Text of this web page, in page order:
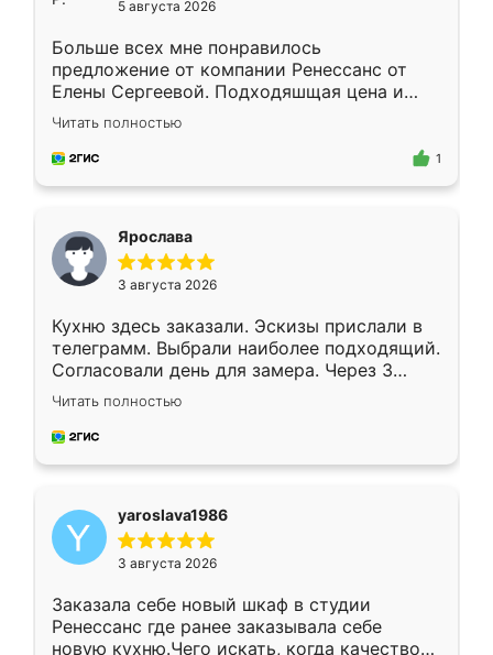
5 августа 2026
Больше всех мне понравилось
предложение от компании Ренессанс от
Елены Сергеевой. Подходяшщая цена и
короткие сроки изготовления. Приехавший
для замера сотрудник Владислав
предложил по моему эскизу самый
Читать полностью
1
Ярослава
3 августа 2026
Кухню здесь заказали. Эскизы прислали в
телеграмм. Выбрали наиболее подходящий.
Согласовали день для замера. Через 3
недели кухня была уже готова. Остались
довольны работой. Спасибо Ренессанс
мебель за качественную работу!
Читать полностью
yaroslava1986
3 августа 2026
Заказала себе новый шкаф в студии
Ренессанс где ранее заказывала себе
новую кухню.Чего искать, когда качеством